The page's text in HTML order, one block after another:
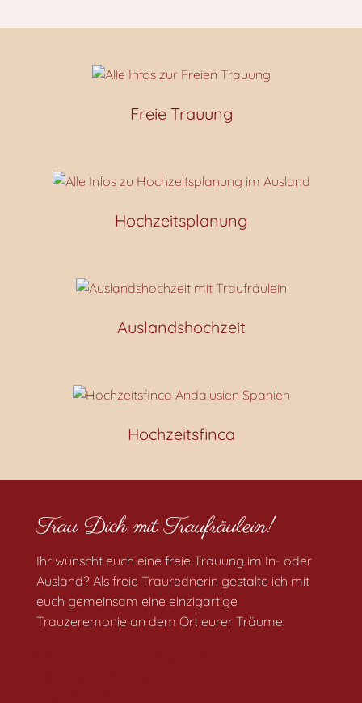
Freie Trauung
Hochzeitsplanung
Auslandshochzeit
Hochzeitsfinca
Trau Dich mit Traufräulein!
Ihr wünscht euch eine freie Trauung im In- oder
Ausland? Als freie Traurednerin gestalte ich mit
euch gemeinsam eine einzigartige
Trauzeremonie an dem Ort eurer Träume.